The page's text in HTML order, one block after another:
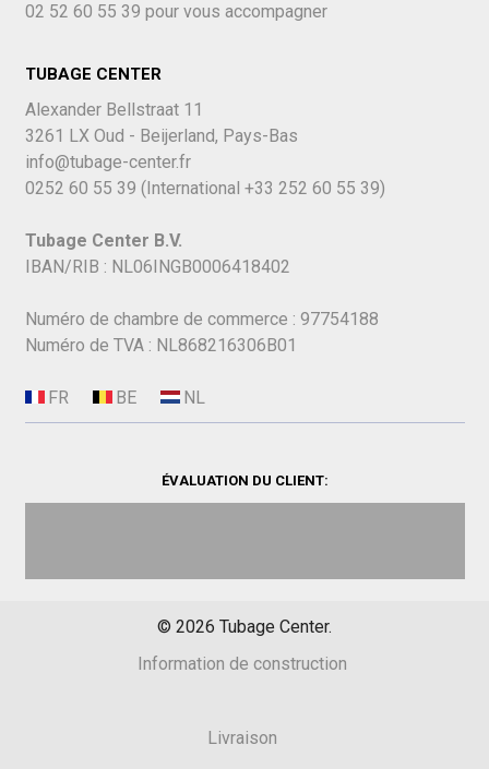
02 52 60 55 39 pour vous accompagner
TUBAGE CENTER
Alexander Bellstraat 11
3261 LX Oud - Beijerland, Pays-Bas
info@tubage-center.fr
0252 60 55 39 (International +33 252 60 55 39)
Tubage Center B.V.
IBAN/RIB : NL06INGB0006418402
Numéro de chambre de commerce : 97754188
Numéro de TVA : NL868216306B01
ÉVALUATION DU CLIENT:
© 2026 Tubage Center.
Information de construction
Livraison